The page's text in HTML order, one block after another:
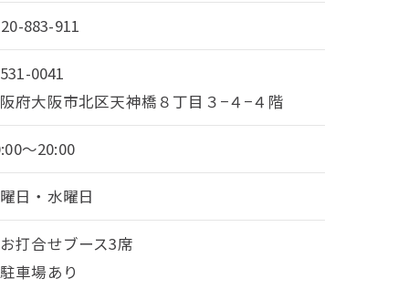
883-911
0041
府大阪市北区天神橋８丁目３−４−４階
～20:00
日・水曜日
打合せブース3席
車場あり